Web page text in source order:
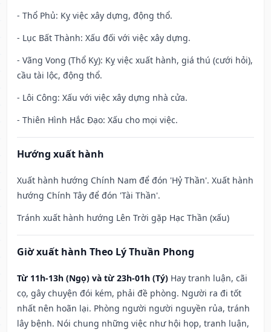
- Thổ Phủ: Kỵ việc xây dựng, động thổ.
- Lục Bất Thành: Xấu đối với việc xây dựng.
- Vãng Vong (Thổ Kỵ): Kỵ việc xuất hành, giá thú (cưới hỏi),
cầu tài lộc, động thổ.
- Lôi Công: Xấu với việc xây dựng nhà cửa.
- Thiên Hình Hắc Đạo: Xấu cho mọi việc.
Hướng xuất hành
Xuất hành hướng Chính Nam để đón 'Hỷ Thần'. Xuất hành
hướng Chính Tây để đón 'Tài Thần'.
Tránh xuất hành hướng Lên Trời gặp Hạc Thần (xấu)
Giờ xuất hành Theo Lý Thuần Phong
Từ 11h-13h (Ngọ) và từ 23h-01h (Tý) Hay tranh luận, cãi
cọ, gây chuyện đói kém, phải đề phòng. Người ra đi tốt
nhất nên hoãn lại. Phòng người người nguyền rủa, tránh
lây bệnh. Nói chung những việc như hội họp, tranh luận,